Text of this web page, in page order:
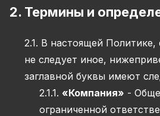
2. Термины и
2.1. В настоящей Политике,
не следует иное,
заглавной буквы имеют
2.1.1. «Компания» -
ограниченной